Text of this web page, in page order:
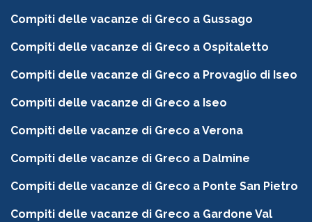
Compiti delle vacanze di Greco a Gussago
Compiti delle vacanze di Greco a Ospitaletto
Compiti delle vacanze di Greco a Provaglio di Iseo
Compiti delle vacanze di Greco a Iseo
Compiti delle vacanze di Greco a Verona
Compiti delle vacanze di Greco a Dalmine
Compiti delle vacanze di Greco a Ponte San Pietro
Compiti delle vacanze di Greco a Gardone Val